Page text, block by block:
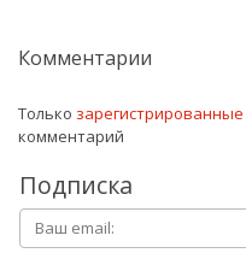
Комментарии
Только зарегистрированные
комментарий
Подписка